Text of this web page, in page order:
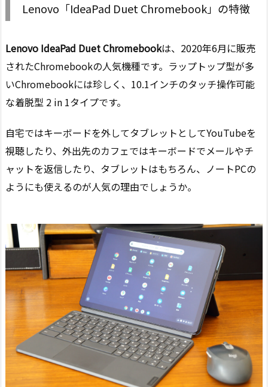
Lenovo「IdeaPad Duet Chromebook」の特徴
Lenovo IdeaPad Duet Chromebookは、2020年6月に販売
されたChromebookの人気機種です。ラップトップ型が多
いChromebookには珍しく、10.1インチのタッチ操作可能
な着脱型 2 in 1タイプです。
自宅ではキーボードを外してタブレットとしてYouTubeを
視聴したり、外出先のカフェではキーボードでメールやチ
ャットを返信したり、タブレットはもちろん、ノートPCの
ようにも使えるのが人気の理由でしょうか。